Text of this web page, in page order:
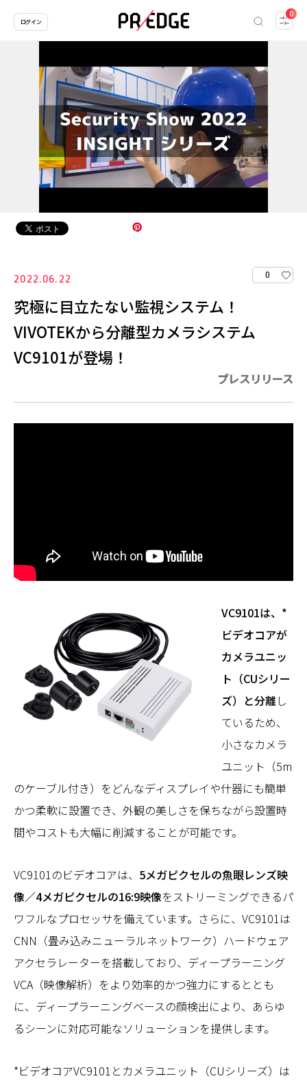
0
ログイン
2022.06.22 0
究極に目立たない監視システム！
VIVOTEKから分離型カメラシステム
VC9101が登場！
プレスリリース
VC9101は、*
ビデオコアが
カメラユニッ
ト（CUシリー
ズ）と分離 し
ているため、
小さなカメラ
ユニット（5m
のケーブル付き）をどんなディスプレイや什器にも簡単
かつ柔軟に設置でき、外観の美しさを保ちながら設置時
間やコストも大幅に削減することが可能です。
VC9101のビデオコアは、 5メガピクセルの魚眼レンズ映
像／4メガピクセルの16:9映像をストリーミングできるパ
ワフルなプロセッサを備えています。さらに、VC9101は
CNN（畳み込みニューラルネットワーク）ハードウェア
アクセラレーターを搭載しており、ディープラーニング
VCA（映像解析）をより効率的かつ強力にするととも
に、ディープラーニングベースの顔検出により、あらゆ
るシーンに対応可能なソリューションを提供します。
*ビデオコアVC9101とカメラユニット（CUシリーズ）は